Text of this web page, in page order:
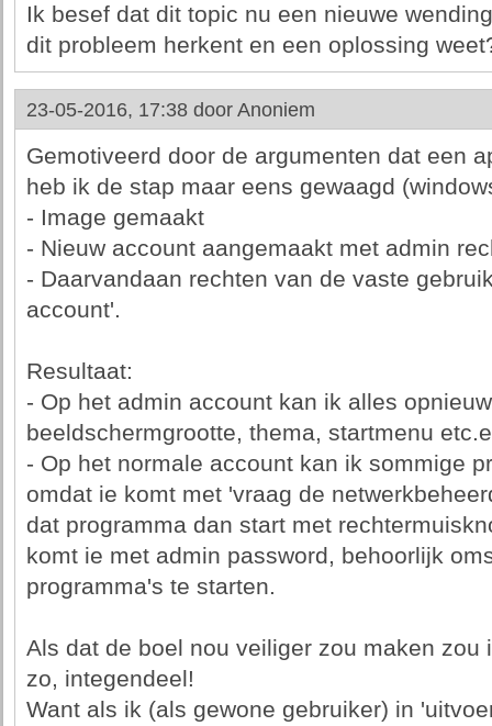
Ik besef dat dit topic nu een nieuwe
dit probleem herkent en een oplossing
23-05-2016, 17:38 door Anoniem
Gemotiveerd door de argumenten dat een
heb ik de stap maar eens gewaagd
- Image gemaakt
- Nieuw account aangemaakt met admin
- Daarvandaan rechten van de vaste
account'.
Resultaat:
- Op het admin account kan ik alles
beeldschermgrootte, thema, startmenu
- Op het normale account kan ik sommige
omdat ie komt met 'vraag de
dat programma dan start met
komt ie met admin password, behoorlijk
programma's te starten.
Als dat de boel nou veiliger zou maken zou
zo, integendeel!
Want als ik (als gewone gebruiker) in